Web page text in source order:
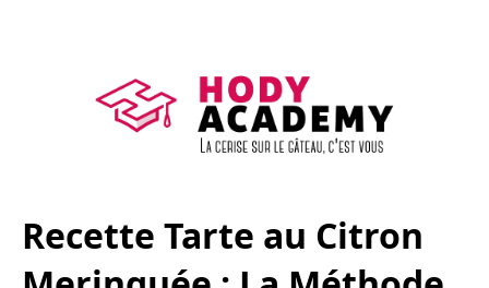
Recette Tarte au Citron